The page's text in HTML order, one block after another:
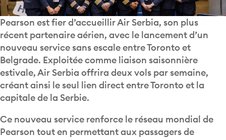
Pearson est fier d’accueillir Air Serbia, son plus
récent partenaire aérien, avec le lancement d’un
nouveau service sans escale entre Toronto et
Belgrade. Exploitée comme liaison saisonnière
estivale, Air Serbia offrira deux vols par semaine,
créant ainsi le seul lien direct entre Toronto et la
capitale de la Serbie.
Ce nouveau service renforce le réseau mondial de
Pearson tout en permettant aux passagers de